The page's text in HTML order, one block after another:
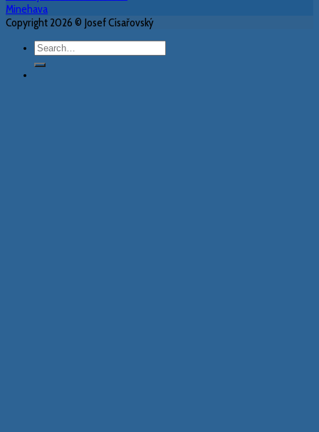
Minehava
Copyright 2026 © Josef Císařovský